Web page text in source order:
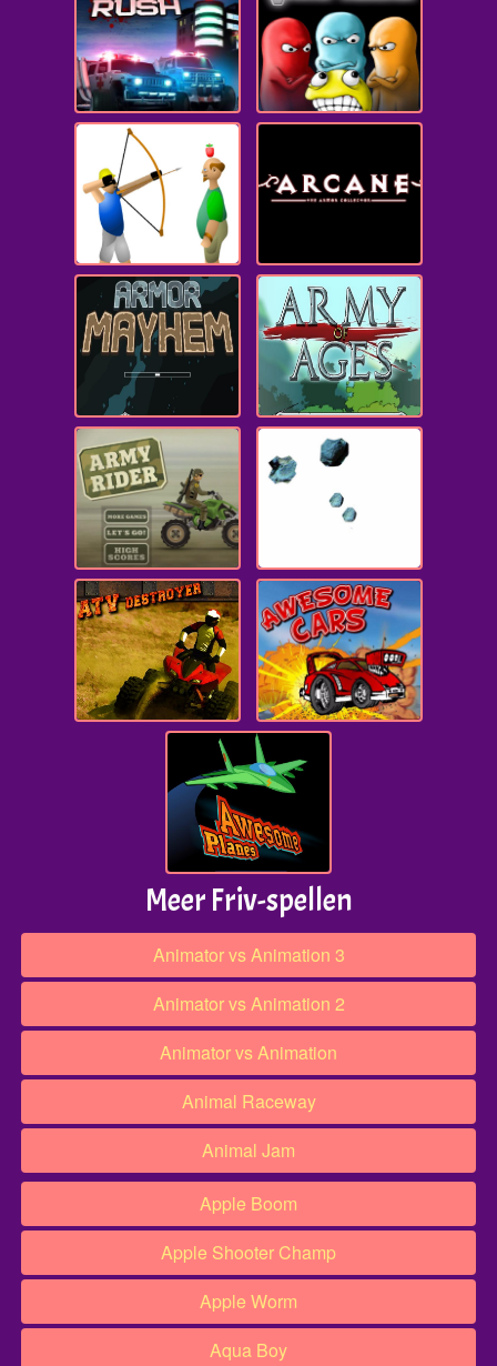
Meer Friv-spellen
Animator vs Animation 3
Animator vs Animation 2
Animator vs Animation
Animal Raceway
Animal Jam
Apple Boom
Apple Shooter Champ
Apple Worm
Aqua Boy